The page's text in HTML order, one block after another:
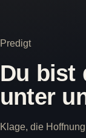
Predigt
Du bist
unter
Klage, die